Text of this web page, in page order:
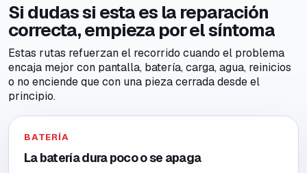
Si dudas si esta es la reparación
correcta, empieza por el síntoma
Estas rutas refuerzan el recorrido cuando el problema
encaja mejor con pantalla, batería, carga, agua, reinicios
o no enciende que con una pieza cerrada desde el
principio.
BATERÍA
La batería dura poco o se apaga